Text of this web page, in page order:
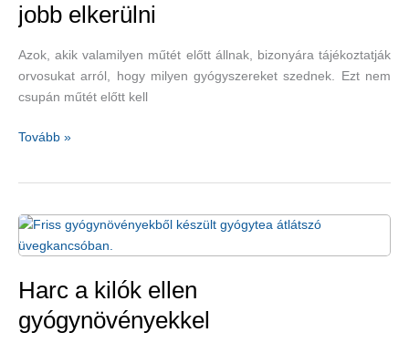
jobb elkerülni
Azok, akik valamilyen műtét előtt állnak, bizonyára tájékoztatják
orvosukat arról, hogy milyen gyógyszereket szednek. Ezt nem
csupán műtét előtt kell
4
előtt
jobb
Tovább »
Harc a kilók ellen
gyógynövényekkel